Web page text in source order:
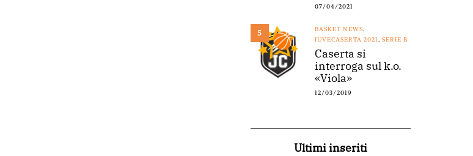
07/04/2021
5 BASKET NEWS,
JUVECASERTA 2021, SERIE B
Caserta si
interroga sul k.o.
«Viola»
12/03/2019
Ultimi inseriti